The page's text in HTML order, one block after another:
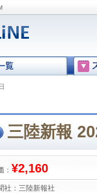
三陸新報
： ¥2,160
社： 三陸新報社